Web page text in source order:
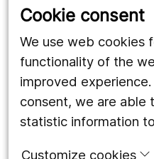
Cookie consent
We use web cookies
functionality of the
improved
consent, we are able
statistic information
Customize cookies
Länstrafiken
Region Örebro län
Följ oss
Facebook